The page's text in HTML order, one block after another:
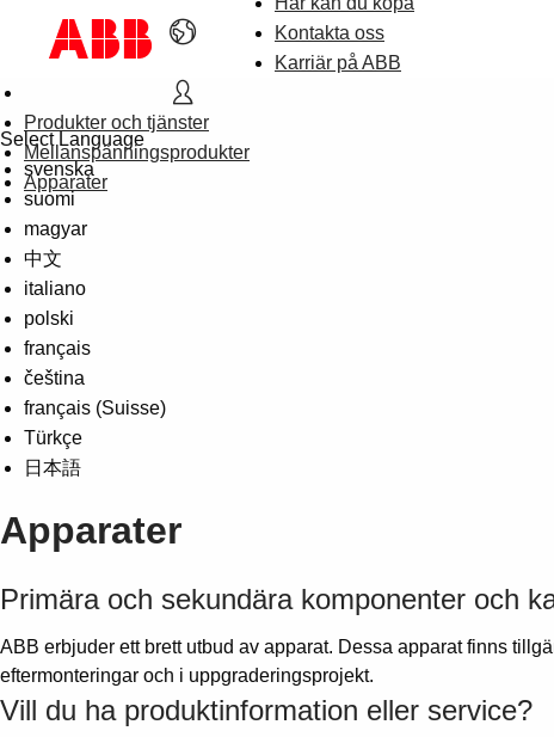
Kontakta oss
Karriär på ABB
Produkter och tjänster
Mellanspänningsprodukter
Apparater
Select Language
svenska
suomi
magyar
中文
italiano
polski
français
čeština
français (Suisse)
Türkçe
日本語
Apparater
Primära och sekundära komponenter och
ABB erbjuder ett brett utbud av apparat. Dessa apparat finns
eftermonteringar och i uppgraderingsprojekt.
Vill du ha produktinformation eller service?